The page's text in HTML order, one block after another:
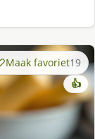
Maak favoriet19
👍